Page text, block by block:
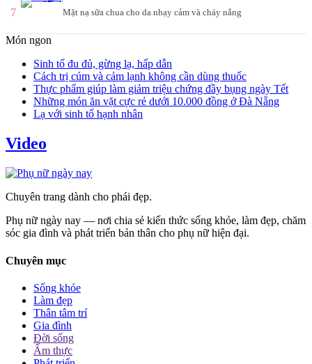
7 Mặt nạ sữa chua cho da nhạy cảm và cháy nắng
Món ngon
Sinh tố đu đủ, gừng lạ, hấp dẫn
Cách trị cúm và cảm lạnh không cần dùng thuốc
Thực phẩm giúp làm giảm triệu chứng đầy bụng ngày Tết
Những món ăn vặt cực rẻ dưới 10.000 đồng ở Đà Nẵng
Lạ với sinh tố hạnh nhân
Video
Chuyên trang dành cho phái đẹp.
Phụ nữ ngày nay — nơi chia sẻ kiến thức sống khỏe, làm đẹp, chăm
sóc gia đình và phát triển bản thân cho phụ nữ hiện đại.
Chuyên mục
Sống khỏe
Làm đẹp
Thân tâm trí
Gia đình
Đời sống
Ẩm thực